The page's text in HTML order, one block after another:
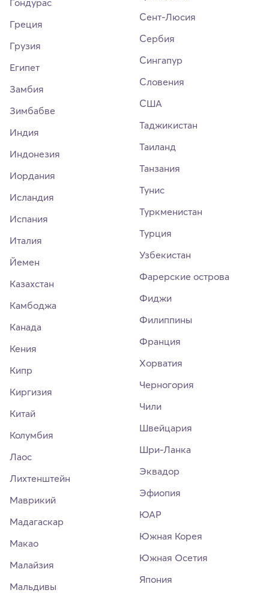
Гондурас
Греция
Грузия
Египет
Замбия
Зимбабве
Индия
Индонезия
Иордания
Исландия
Испания
Италия
Йемен
Казахстан
Камбоджа
Канада
Кения
Кипр
Киргизия
Китай
Колумбия
Лаос
Лихтенштейн
Маврикий
Мадагаскар
Макао
Малайзия
Мальдивы
Сент-Люсия
Сербия
Сингапур
Словения
США
Таджикистан
Таиланд
Танзания
Тунис
Туркменистан
Турция
Узбекистан
Фарерские острова
Фиджи
Филиппины
Франция
Хорватия
Черногория
Чили
Швейцария
Шри-Ланка
Эквадор
Эфиопия
ЮАР
Южная Корея
Южная Осетия
Япония